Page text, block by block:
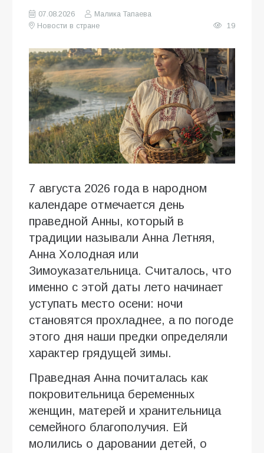
07.08.2026
Малика Тапаева
Новости в стране
19
7 августа 2026 года в народном
календаре отмечается день
праведной Анны, который в
традиции называли Анна Летняя,
Анна Холодная или
Зимоуказательница. Считалось, что
именно с этой даты лето начинает
уступать место осени: ночи
становятся прохладнее, а по погоде
этого дня наши предки определяли
характер грядущей зимы.
Праведная Анна почиталась как
покровительница беременных
женщин, матерей и хранительница
семейного благополучия. Ей
молились о даровании детей, о